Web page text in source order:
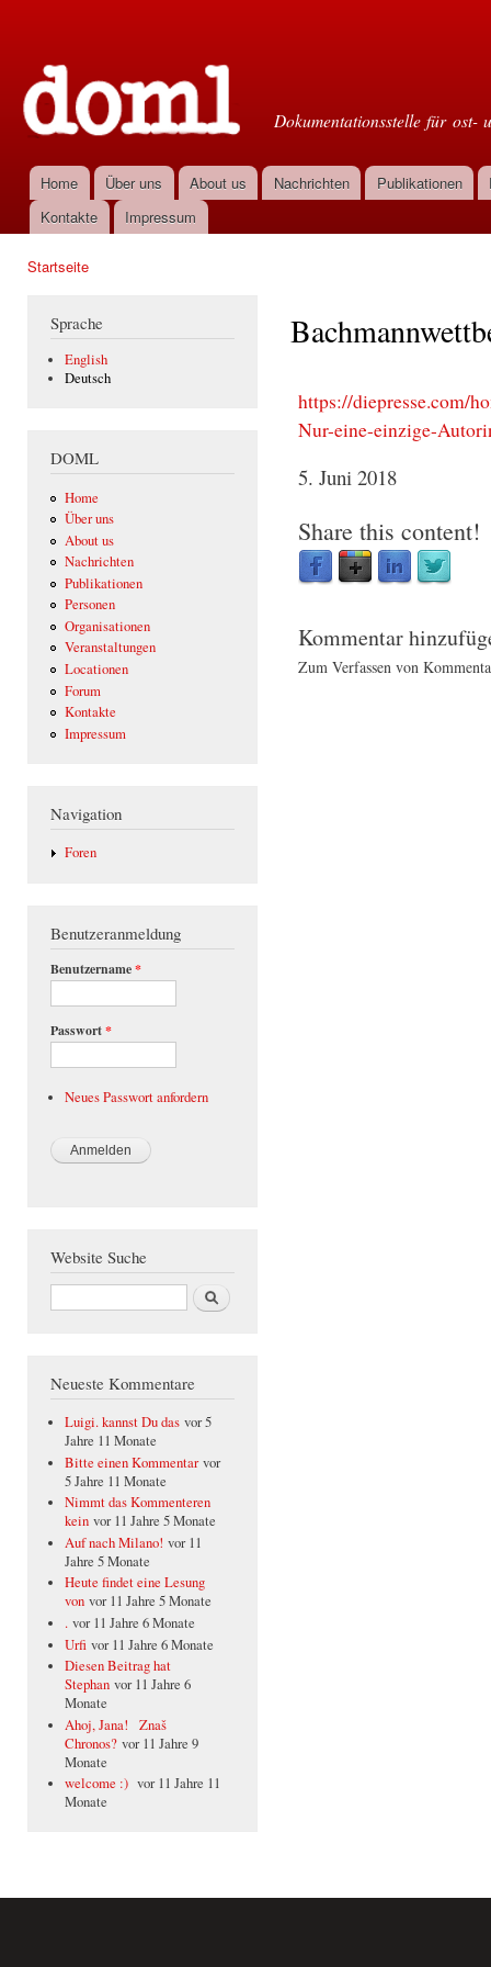
Dokumentationsstelle für ost-
Hauptmenü
Home Über uns About us Nachrichten Publikationen
Kontakte
Impressum
Startseite
Sprache
English
Deutsch
DOML
Home
Über uns
About us
Nachrichten
Publikationen
Personen
Organisationen
Veranstaltungen
Locationen
Forum
Kontakte
Impressum
Navigation
Foren
Benutzeranmeldung
Benutzername*
Passwort*
Neues Passwort anfordern
Website Suche
Suche
Neueste Kommentare
Luigi. kannst Du das vor 5
Jahre 11 Monate
Bitte einen Kommentar vor
5 Jahre 11 Monate
Nimmt das Kommenteren
kein vor 11 Jahre 5 Monate
Auf nach Milano! vor 11
Jahre 5 Monate
Heute findet eine Lesung
von vor 11 Jahre 5 Monate
. vor 11 Jahre 6 Monate
Urfi vor 11 Jahre 6 Monate
Diesen Beitrag hat
Stephan vor 11 Jahre 6
Monate
Ahoj, Jana! Znaš
Chronos? vor 11 Jahre 9
Monate
welcome :) vor 11 Jahre 11
Monate
https://diepresse.com/
Nur-eine-einzige-
5. Juni 2018
Share this content!
Kommentar
Zum Verfassen von